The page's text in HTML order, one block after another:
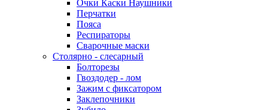
Очки Каски Наушники
Перчатки
Пояса
Респираторы
Сварочные маски
Столярно - слесарный
Болторезы
Гвоздодер - лом
Зажим с фиксатором
Заклепочники